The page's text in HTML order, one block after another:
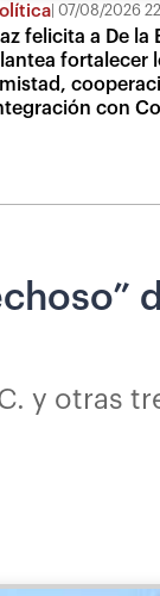
07/08/2026
felicita a De la
fortalecer
con
y otras